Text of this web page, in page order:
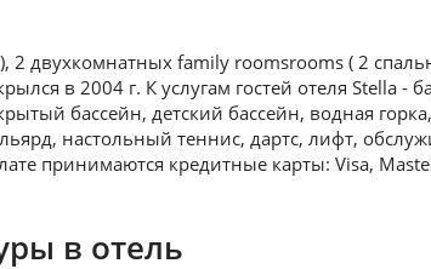
2 двухкомнатных family roomsrooms ( 2
в 2004 г. К услугам гостей отеля Stella -
бассейн, детский бассейн, водная
настольный теннис, дартс, лифт,
принимаются кредитные карты: Visa,
в отель